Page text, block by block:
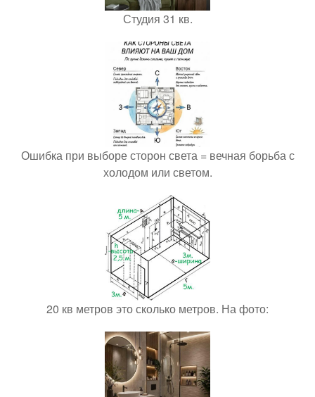
Студия 31 кв.
Ошибка при выборе сторон света = вечная борьба с
холодом или светом.
20 кв метров это сколько метров. На фото: